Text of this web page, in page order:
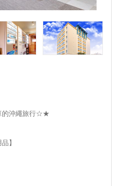
的沖繩旅行☆★
】